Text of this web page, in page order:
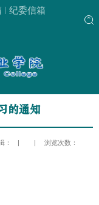
纪委信箱
的通知
： | | 浏览次数：